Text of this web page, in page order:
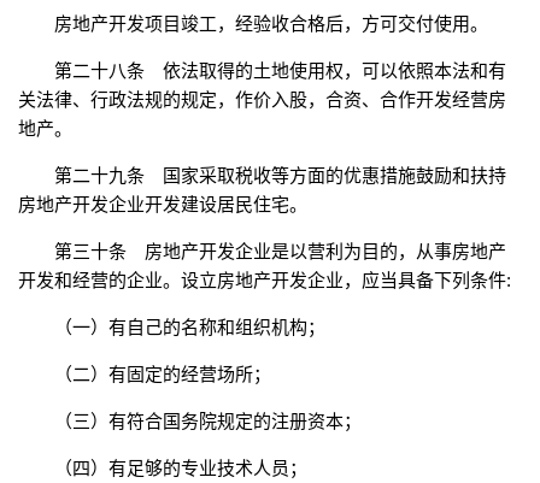
房地产开发项目竣工，经验收合格后，方可交付使用。
第二十八条 依法取得的土地使用权，可以依照本法和有
关法律、行政法规的规定，作价入股，合资、合作开发经营房
地产。
第二十九条 国家采取税收等方面的优惠措施鼓励和扶持
房地产开发企业开发建设居民住宅。
第三十条 房地产开发企业是以营利为目的，从事房地产
开发和经营的企业。设立房地产开发企业，应当具备下列条件:
（一）有自己的名称和组织机构；
（二）有固定的经营场所；
（三）有符合国务院规定的注册资本；
（四）有足够的专业技术人员；